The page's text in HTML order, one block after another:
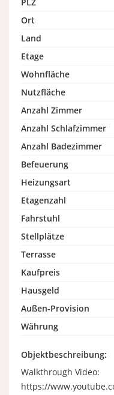
Ort
Land
Etage
Wohnfläche
Nutzfläche
Anzahl Zimmer
Anzahl Schlafzimmer
Anzahl Badezimmer
Befeuerung
Heizungsart
Etagenzahl
Fahrstuhl
Stellplätze
Terrasse
Kaufpreis
Hausgeld
Außen-Provision
Währung
Objektbeschreibung:
Walkthrough Video:
https://